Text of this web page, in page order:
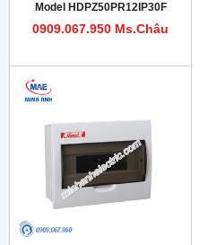
Model HDPZ50PR12IP30F
0909.067.950 Ms.Châu